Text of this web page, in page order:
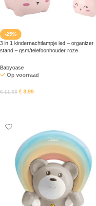
-25%
3 in 1 kindernachtlampje led – organizer
stand – gsm/telefoonhouder roze
Babyoase
Op voorraad
€11,99 € 8,99